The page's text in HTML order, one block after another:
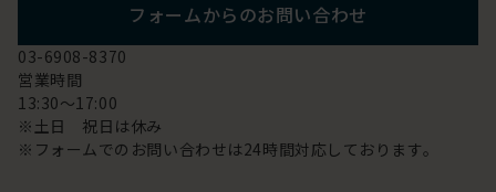
フォームからのお問い合わせ
03-6908-8370
営業時間
13:30～17:00
※土日 祝日は休み
※フォームでのお問い合わせは24時間対応しております。